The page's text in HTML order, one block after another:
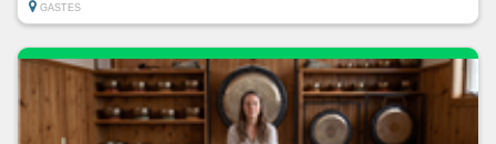
GASTES